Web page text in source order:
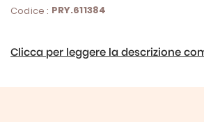
Codice : PRY.611384
Clicca per leggere la descrizione
immagini